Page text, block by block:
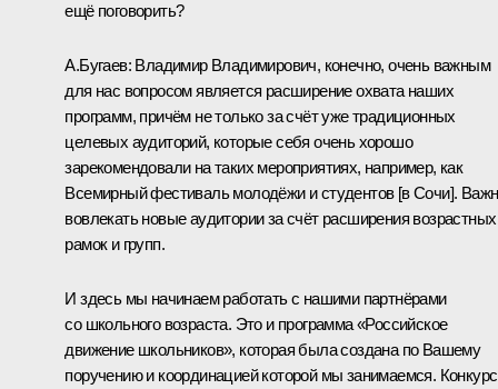
ещё поговорить?
А.Бугаев: Владимир Владимирович, конечно, очень важным
для нас вопросом является расширение охвата наших
программ, причём не только за счёт уже традиционных
целевых аудиторий, которые себя очень хорошо
зарекомендовали на таких мероприятиях, например, как
Всемирный фестиваль молодёжи и студентов [в Сочи].
вовлекать новые аудитории за счёт расширения возрастных
рамок и групп.
И здесь мы начинаем работать с нашими партнёрами
со школьного возраста. Это и программа «Российское
движение школьников», которая была создана по Вашему
поручению и координацией которой мы занимаемся. Конкурс